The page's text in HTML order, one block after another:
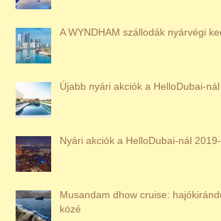
A WYNDHAM szállodák nyárvégi
Újabb nyári akciók a HelloDubai-
Nyári akciók a HelloDubai-nál
Musandam dhow cruise:
közé